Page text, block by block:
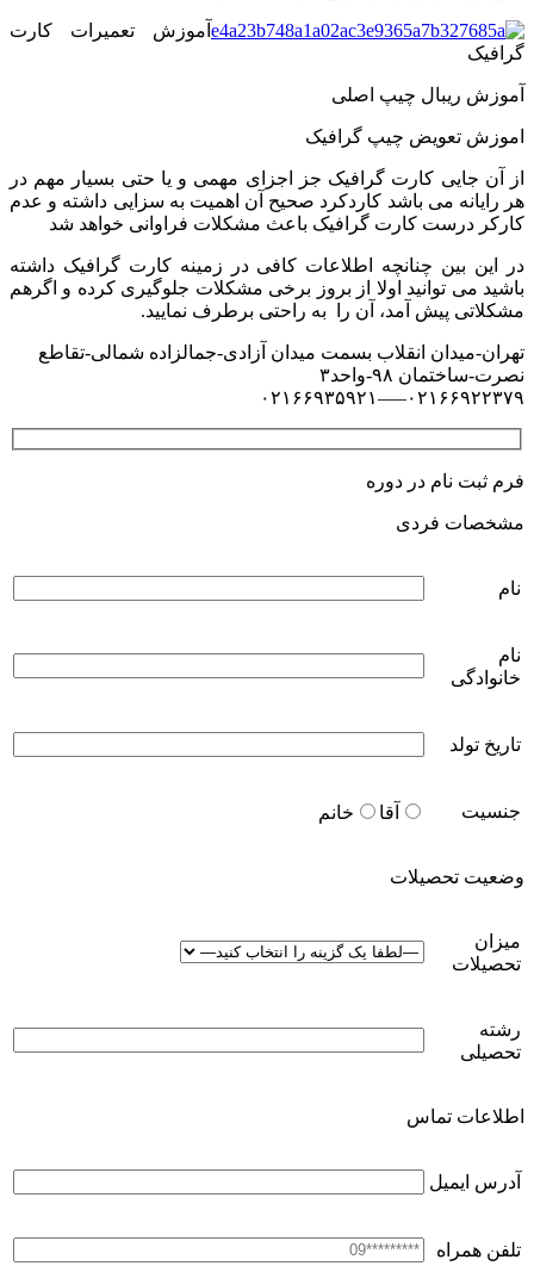
آموزش تعمیرات کارت
گرافیک
آموزش ریبال چیپ اصلی
اموزش تعویض چیپ گرافیک
از آن جایی کارت گرافیک جز اجزای مهمی و یا حتی بسیار مهم در
هر رایانه می باشد کاردکرد صحیح آن اهمیت به سزایی داشته و عدم
کارکر درست کارت گرافیک باعث مشکلات فراوانی خواهد شد
در این بین چنانچه اطلاعات کافی در زمینه کارت گرافیک داشته
باشید می توانید اولا از بروز برخی مشکلات جلوگیری کرده و اگرهم
مشکلاتی پیش آمد، آن را به راحتی برطرف نمایید.
تهران-میدان انقلاب بسمت میدان آزادی-جمالزاده شمالی-تقاطع
نصرت-ساختمان ۹۸-واحد۳
۰۲۱۶۶۹۲۲۳۷۹—–۰۲۱۶۶۹۳۵۹۲۱
فرم ثبت نام در دوره
مشخصات فردی
نام
نام
خانوادگی
تاریخ تولد
جنسیت آقا خانم
وضعیت تحصیلات
میزان
تحصیلات
رشته
تحصیلی
اطلاعات تماس
آدرس ایمیل
تلفن همراه